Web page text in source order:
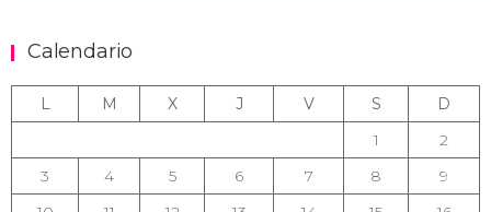
Calendario
L M X J V S
D
1
2
3
4 5 6 7 8
9